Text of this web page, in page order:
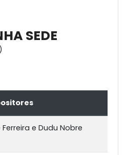
SEDE
Ferreira e Dudu Nobre